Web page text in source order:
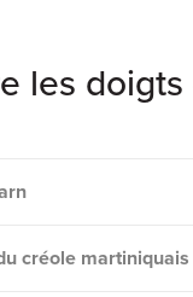
les
créole